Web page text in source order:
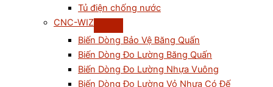
Tủ điện chống nước
CNC-WIZ
Biến Dòng Bảo Vệ Băng Quấn
Biến Dòng Đo Lường Băng Quấn
Biến Dòng Đo Lường Nhựa Vuông
Biến Dòng Đo Lường Vỏ Nhựa Có Đế